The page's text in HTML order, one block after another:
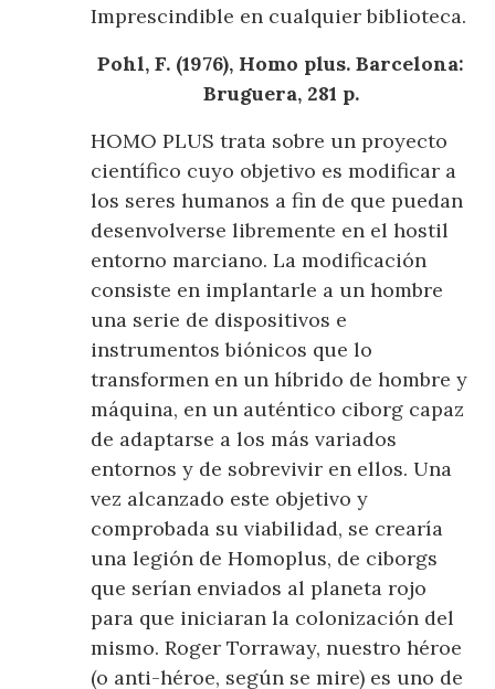
Imprescindible en cualquier biblioteca.
Pohl, F. (1976), Homo plus. Barcelona:
Bruguera, 281 p.
HOMO PLUS trata sobre un proyecto
científico cuyo objetivo es modificar a
los seres humanos a fin de que puedan
desenvolverse libremente en el hostil
entorno marciano. La modificación
consiste en implantarle a un hombre
una serie de dispositivos e
instrumentos biónicos que lo
transformen en un híbrido de hombre y
máquina, en un auténtico ciborg capaz
de adaptarse a los más variados
entornos y de sobrevivir en ellos. Una
vez alcanzado este objetivo y
comprobada su viabilidad, se crearía
una legión de Homoplus, de ciborgs
que serían enviados al planeta rojo
para que iniciaran la colonización del
mismo. Roger Torraway, nuestro héroe
(o anti-héroe, según se mire) es uno de